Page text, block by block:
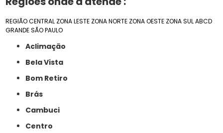
REGIÃO CENTRAL ZONA LESTE ZONA NORTE ZONA OESTE ZONA SULABCD
GRANDE SÃO PAULO
Aclimação
Bela Vista
Bom Retiro
Brás
Cambuci
Centro